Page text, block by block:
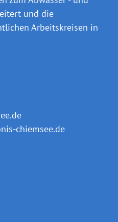
und die
Arbeitskreisen in
chiemsee.de